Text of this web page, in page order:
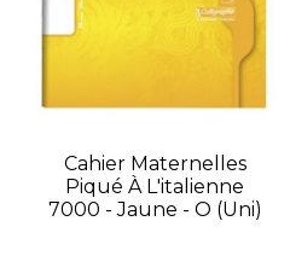
Cahier Maternelles
Piqué À L'italienne
7000 - Jaune - O (uni)